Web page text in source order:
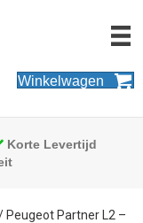
Winkelwagen
Korte Levertijd
Peugeot Partner L2 –